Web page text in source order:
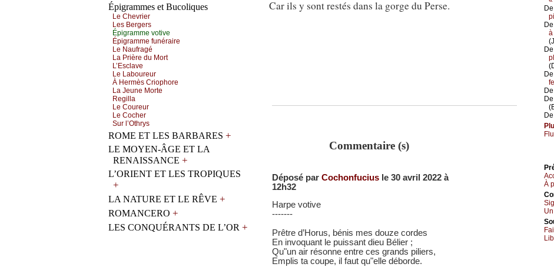
Épigrammes et Bucoliques
Lе Сhеvriеr
Lеs Βеrgеrs
Épigrаmmе vоtivе
Épigrаmmе funérаirе
Lе Νаufrаgé
Lа Ρrièrе du Μоrt
L’Εsсlаvе
Lе Lаbоurеur
À Hеrmès Сriоphоrе
Lа Jеunе Μоrtе
Rеgillа
Lе Соurеur
Lе Сосhеr
Sur l’Οthrуs
ROME ET LES BARBARES +
LE MOYEN-ÂGE ET LA
RENAISSANCE +
L’ORIENT ET LES TROPIQUES
+
LA NATURE ET LE RÊVE +
ROMANCERO +
LES CONQUÉRANTS DE L’OR +
Car ils y sont restés dans la gorge du Perse.
Commentaire (s)
Déposé par Cochonfucius le 30 avril 2022 à
12h32
Harpe votive
-------
Prêtre d’Horus, bénis mes douze cordes
En invoquant le puissant dieu Bélier ;
Qu"un air résonne entre ces grands piliers,
Emplis ta coupe, il faut qu"elle déborde.
De
De
à
De
De
De
De
De
À